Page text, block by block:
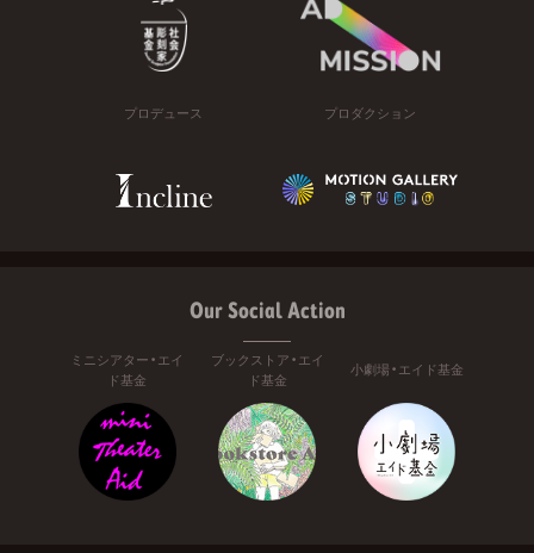
プロデュース プロダクション
Our Social Action
ミニシアター・エイ
ド基金
ブックストア・エイ
ド基金
小劇場・エイド基金